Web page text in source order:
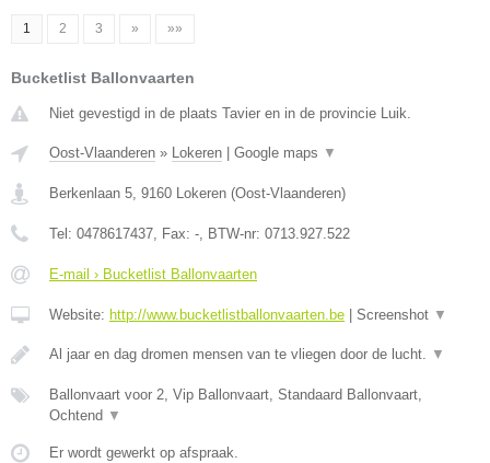
1 2 3 » »»
Bucketlist Ballonvaarten
Niet gevestigd in de plaats Tavier en in de provincie Luik.
Oost-Vlaanderen » Lokeren Google maps ▼
Berkenlaan 5, 9160 Lokeren (Oost-Vlaanderen)
Tel: 0478617437, Fax: -, BTW-nr: 0713.927.522
E-mail › Bucketlist Ballonvaarten
Website: http://www.bucketlistballonvaarten.be Screenshot ▼
Al jaar en dag dromen mensen van te vliegen door de lucht. ▼
Ballonvaart voor 2, Vip Ballonvaart, Standaard Ballonvaart,
Ochtend ▼
Er wordt gewerkt op afspraak.